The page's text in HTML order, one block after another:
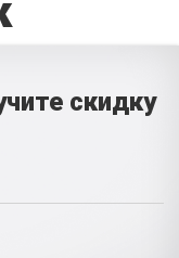
скидку